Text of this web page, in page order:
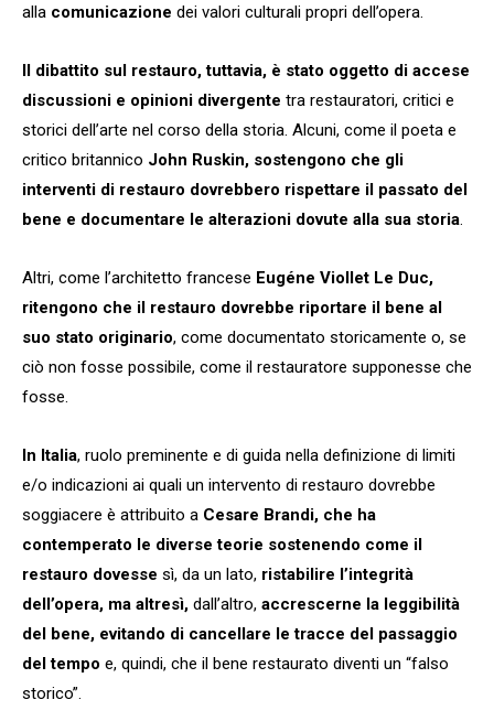
alla comunicazione dei valori culturali propri dell’opera.
Il dibattito sul restauro, tuttavia, è stato oggetto di accese
discussioni e opinioni divergente tra restauratori, critici e
storici dell’arte nel corso della storia. Alcuni, come il poeta e
critico britannico John Ruskin, sostengono che gli
interventi di restauro dovrebbero rispettare il passato del
bene e documentare le alterazioni dovute alla sua storia.
Altri, come l’architetto francese Eugéne Viollet Le Duc,
ritengono che il restauro dovrebbe riportare il bene al
suo stato originario, come documentato storicamente o, se
ciò non fosse possibile, come il restauratore supponesse che
fosse.
In Italia, ruolo preminente e di guida nella definizione di limiti
e/o indicazioni ai quali un intervento di restauro dovrebbe
soggiacere è attribuito a Cesare Brandi, che ha
contemperato le diverse teorie sostenendo come il
restauro dovesse sì, da un lato, ristabilire l’integrità
dell’opera, ma altresì, dall’altro, accrescerne la leggibilità
del bene, evitando di cancellare le tracce del passaggio
del tempo e, quindi, che il bene restaurato diventi un “falso
storico”.